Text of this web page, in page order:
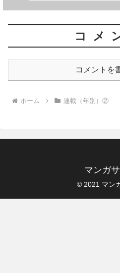
コメ
コメントを
ホーム 連載（年別）②
マンガ
© 2021 マン